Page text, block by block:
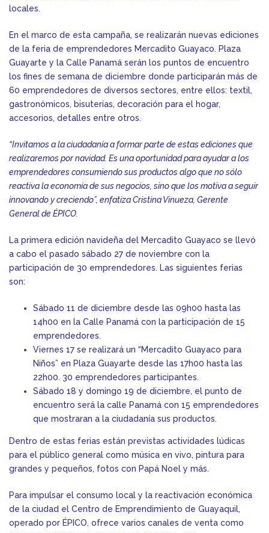
locales.
En el marco de esta campaña, se realizarán nuevas ediciones
de la feria de emprendedores Mercadito Guayaco. Plaza
Guayarte y la Calle Panamá serán los puntos de encuentro
los fines de semana de diciembre donde participarán más de
60 emprendedores de diversos sectores, entre ellos: textil,
gastronómicos, bisuterías, decoración para el hogar,
accesorios, detalles entre otros.
“Invitamos a la ciudadanía a formar parte de estas ediciones que
realizaremos por navidad. Es una oportunidad para ayudar a los
emprendedores consumiendo sus productos algo que no sólo
reactiva la economía de sus negocios, sino que los motiva a seguir
innovando y creciendo”, enfatiza Cristina Vinueza, Gerente
General de ÉPICO.
La primera edición navideña del Mercadito Guayaco se llevó
a cabo el pasado sábado 27 de noviembre con la
participación de 30 emprendedores. Las siguientes ferias
son:
Sábado 11 de diciembre desde las 09h00 hasta las
14h00 en la Calle Panamá con la participación de 15
emprendedores.
Viernes 17 se realizará un “Mercadito Guayaco para
Niños” en Plaza Guayarte desde las 17h00 hasta las
22h00. 30 emprendedores participantes.
Sábado 18 y domingo 19 de diciembre, el punto de
encuentro será la calle Panamá con 15 emprendedores
que mostraran a la ciudadanía sus productos.
Dentro de estas ferias están previstas actividades lúdicas
para el público general como música en vivo, pintura para
grandes y pequeños, fotos con Papá Noel y más.
Para impulsar el consumo local y la reactivación económica
de la ciudad el Centro de Emprendimiento de Guayaquil,
operado por ÉPICO, ofrece varios canales de venta como